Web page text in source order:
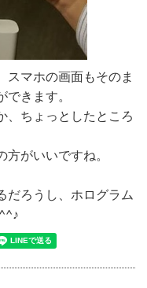
スマホの画面もそのま
できます。
、ちょっとしたところ
がいいですね。
だろうし、ホログラム